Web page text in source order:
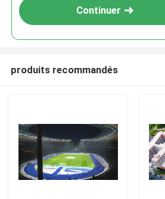
Continuer
produits recommandés